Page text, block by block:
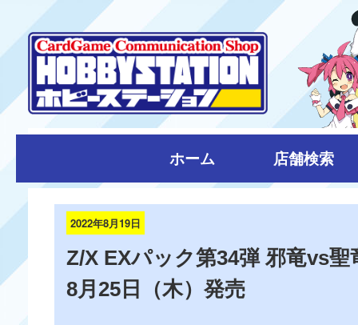
ホーム 店舗検索
2022年8月19日
Z/X EXパック第34弾 邪竜vs聖
8月25日（木）発売